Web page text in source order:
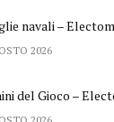
navali –
2026
del Gioco –